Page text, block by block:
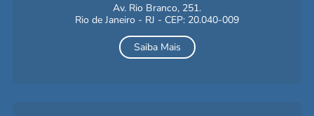
Av. Rio Branco, 251.
Rio de Janeiro - RJ - CEP: 20.040-009
Saiba Mais